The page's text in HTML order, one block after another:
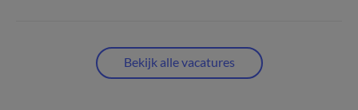
Bekijk alle vacatures